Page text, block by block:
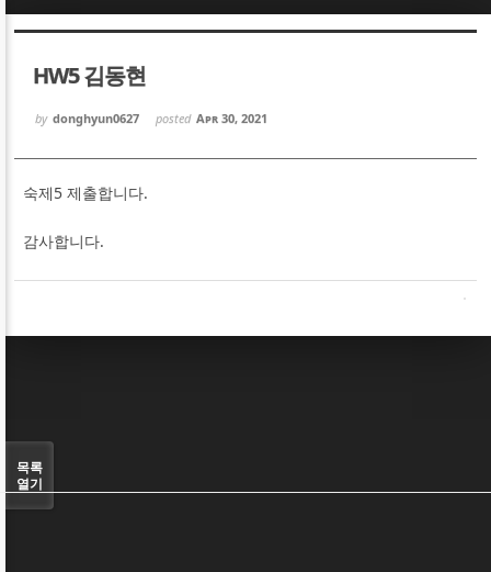
HW5 김동현
by donghyun0627 posted Apr 30, 2021
숙제5 제출합니다.
감사합니다.
목록
열기
Sketchbook5, 스케치북5
Sketchbook5, 스케치북5
Sketchbook5, 스케치북5
Sketchbook5, 스케치북5